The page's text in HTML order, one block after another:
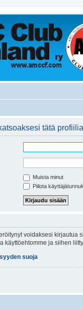
tätä
Muista minut
Piilota
voidaksesi kirjautua
käyttöehtomme ja siihen
suoja